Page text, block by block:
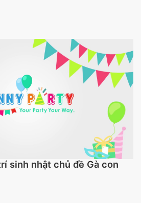
sinh nhật chủ đề Gà con